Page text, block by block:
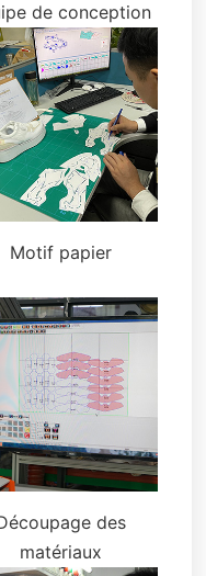
de conception
Motif papier
des
matériaux